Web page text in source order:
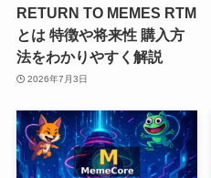
RETURN TO MEMES RTM
とは 特徴や将来性 購入方
法をわかりやすく解説
2026年7月3日